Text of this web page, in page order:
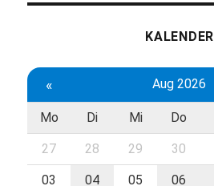
KALENDER
« Aug 2026
Mo Di Mi Do
27 28 29 30
03 04 05 06